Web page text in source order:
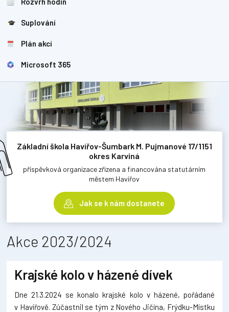
Suplování
Plán akcí
Microsoft 365
Základní škola Havířov-Šumbark M. Pujmanové 17/1151
okres Karviná
příspěvková organizace zřízena a financována statutárním
městem Havířov
Jak se k nám dostanete
Akce 2023/2024
Krajské kolo v házené dívek
Dne 21.3.2024 se konalo krajské kolo v házené, pořádané
v Havířově. Zúčastnil se tým z Nového Jičína, Frýdku-Místku